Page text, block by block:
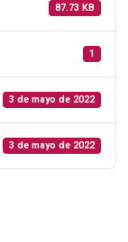
87.73 KB
1
3 de mayo de 2022
3 de mayo de 2022